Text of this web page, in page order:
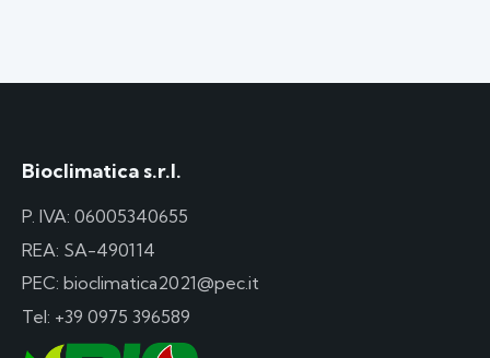
Bioclimatica s.r.l.
P. IVA: 06005340655
REA: SA-490114
PEC: bioclimatica2021@pec.it
Tel: +39 0975 396589